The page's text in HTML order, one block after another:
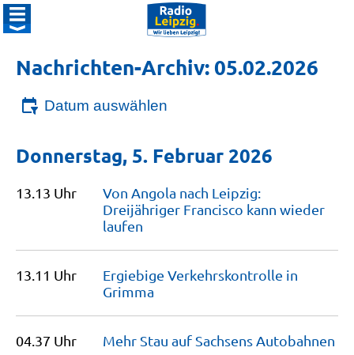
Nachrichten-Archiv: 05.02.2026
Datum auswählen
Donnerstag, 5. Februar 2026
13.13 Uhr
Von Angola nach Leipzig:
Dreijähriger Francisco kann wieder
laufen
13.11 Uhr
Ergiebige Verkehrskontrolle in
Grimma
04.37 Uhr Mehr Stau auf Sachsens Autobahnen